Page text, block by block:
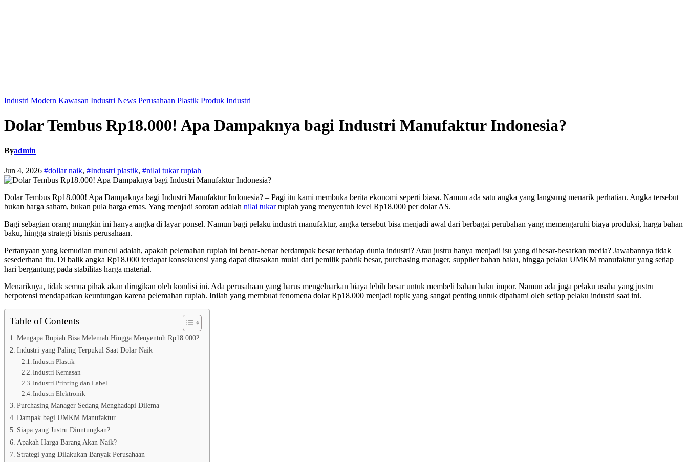
Industri Modern Kawasan Industri News Perusahaan Plastik Produk Industri
Dolar Tembus Rp18.000! Apa Dampaknya bagi Industri Manufaktur Indonesia?
Byadmin
Jun 4, 2026 #dollar naik, #Industri plastik, #nilai tukar rupiah
Dolar Tembus Rp18.000! Apa Dampaknya bagi Industri Manufaktur Indonesia? – Pagi itu kami membuka berita ekonomi seperti biasa. Namun ada satu angka yang langsung menarik perhatian. Angka tersebut
bukan harga saham, bukan pula harga emas. Yang menjadi sorotan adalah nilai tukarrupiah yang menyentuh level Rp18.000 per dolar AS.
Bagi sebagian orang mungkin ini hanya angka di layar ponsel. Namun bagi pelaku industri manufaktur, angka tersebut bisa menjadi awal dari berbagai perubahan yang memengaruhi biaya produksi, harga bahan
baku, hingga strategi bisnis perusahaan.
Pertanyaan yang kemudian muncul adalah, apakah pelemahan rupiah ini benar-benar berdampak besar terhadap dunia industri? Atau justru hanya menjadi isu yang dibesar-besarkan media? Jawabannya tidak
sesederhana itu. Di balik angka Rp18.000 terdapat konsekuensi yang dapat dirasakan mulai dari pemilik pabrik besar, purchasing manager, supplier bahan baku, hingga pelaku UMKM manufaktur yang setiap
hari bergantung pada stabilitas harga material.
Menariknya, tidak semua pihak akan dirugikan oleh kondisi ini. Ada perusahaan yang harus mengeluarkan biaya lebih besar untuk membeli bahan baku impor. Namun ada juga pelaku usaha yang justru
berpotensi mendapatkan keuntungan karena pelemahan rupiah. Inilah yang membuat fenomena dolar Rp18.000 menjadi topik yang sangat penting untuk dipahami oleh setiap pelaku industri saat ini.
Table of Contents
Mengapa Rupiah Bisa Melemah Hingga Menyentuh Rp18.000?
Industri yang Paling Terpukul Saat Dolar Naik
Industri Plastik
Industri Kemasan
Industri Printing dan Label
Industri Elektronik
Purchasing Manager Sedang Menghadapi Dilema
Dampak bagi UMKM Manufaktur
Siapa yang Justru Diuntungkan?
Apakah Harga Barang Akan Naik?
Strategi yang Dilakukan Banyak Perusahaan